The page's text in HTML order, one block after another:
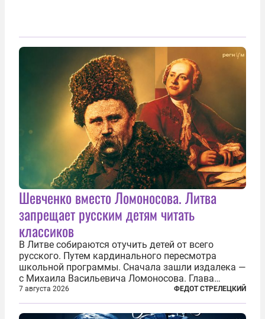
Шевченко вместо Ломоносова. Литва
запрещает русским детям читать
классиков
В Литве собираются отучить детей от всего
русского. Путем кардинального пересмотра
школьной программы. Сначала зашли издалека —
с Михаила Васильевича Ломоносова. Глава
правительства Литвы Миндаугас Синкявичюс
предложил исключить его тексты из программ
общего образования. Мотивировал он это тем,
7 августа 2026 ФЕДОТ СТРЕЛЕЦКИЙ